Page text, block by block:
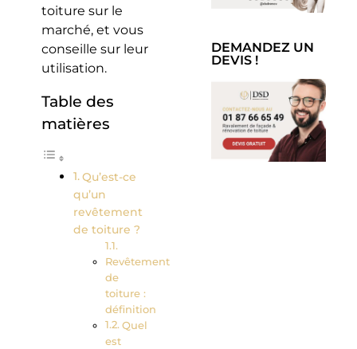
toiture sur le
marché, et vous
conseille sur leur
utilisation.
Table des
matières
Qu’est-ce
qu’un
revêtement
de toiture ?
Revêtement
de
toiture :
définition
Quel
est
DEMANDEZ UN
DEVIS !